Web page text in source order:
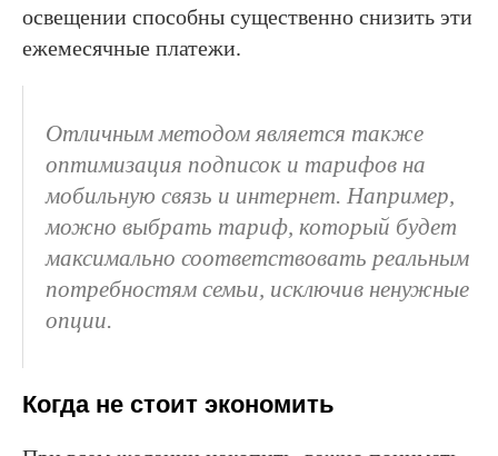
освещении способны существенно снизить эти
ежемесячные платежи.
Отличным методом является также
оптимизация подписок и тарифов на
мобильную связь и интернет. Например,
можно выбрать тариф, который будет
максимально соответствовать реальным
потребностям семьи, исключив ненужные
опции.
Когда не стоит экономить